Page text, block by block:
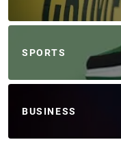
SPORTS
BUSINESS